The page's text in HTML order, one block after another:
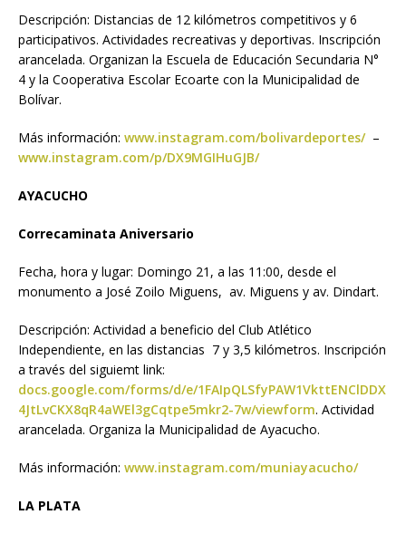
Descripción: Distancias de 12 kilómetros competitivos y 6
participativos. Actividades recreativas y deportivas. Inscripción
arancelada. Organizan la Escuela de Educación Secundaria N°
4 y la Cooperativa Escolar Ecoarte con la Municipalidad de
Bolívar.
Más información: www.instagram.com/bolivardeportes/–
www.instagram.com/p/DX9MGIHuGJB/
AYACUCHO
Correcaminata Aniversario
Fecha, hora y lugar: Domingo 21, a las 11:00, desde el
monumento a José Zoilo Miguens, av. Miguens y av. Dindart.
Descripción: Actividad a beneficio del Club Atlético
Independiente, en las distancias 7 y 3,5 kilómetros. Inscripción
a través del siguiemt link:
docs.google.com/forms/d/e/1FAIpQLSfyPAW1VkttENClDDX
4JtLvCKX8qR4aWEl3gCqtpe5mkr2-7w/viewform. Actividad
arancelada. Organiza la Municipalidad de Ayacucho.
Más información: www.instagram.com/muniayacucho/
LA PLATA